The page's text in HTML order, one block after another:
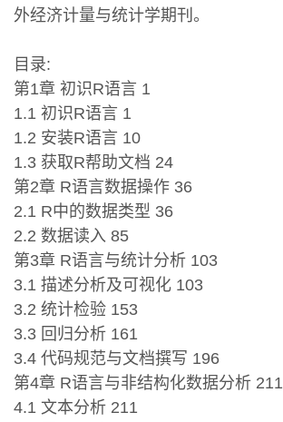
外经济计量与统计学期刊。
目录:
第1章 初识R语言 1
1.1 初识R语言 1
1.2 安装R语言 10
1.3 获取R帮助文档 24
第2章 R语言数据操作 36
2.1 R中的数据类型 36
2.2 数据读入 85
第3章 R语言与统计分析 103
3.1 描述分析及可视化 103
3.2 统计检验 153
3.3 回归分析 161
3.4 代码规范与文档撰写 196
第4章 R语言与非结构化数据分析 211
4.1 文本分析 211